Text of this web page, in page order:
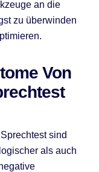
an die
zu überwinden
Von
sind
als auch